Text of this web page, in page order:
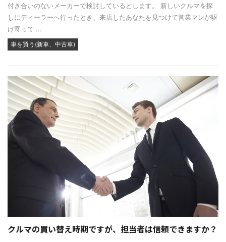
付き合いのないメーカーで検討しているとします。 新しいクルマを探
しにディーラーへ行ったとき、来店したあなたを見つけて営業マンが駆
け寄って ...
車を買う(新車、中古車)
クルマの買い替え時期ですが、担当者は信頼できますか？